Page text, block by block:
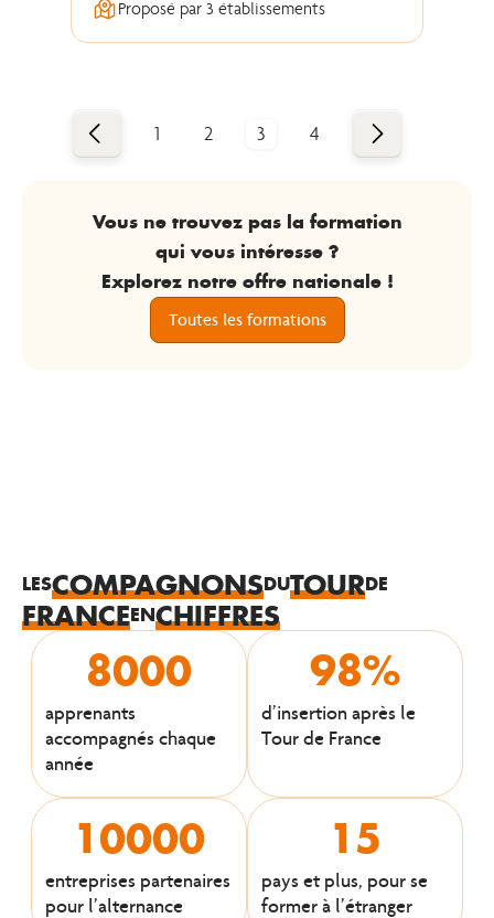
Proposé par 3 établissements
Précédent1 2 3 4 Suivant
Vous ne trouvez pas la formation
qui vous intéresse ?
Explorez notre offre nationale !
Toutes les formations
LESCOMPAGNONSDUTOURDE
FRANCEENCHIFFRES
apprenants
accompagnés chaque
année
8000
d’insertion après le
Tour de France
98%
entreprises partenaires
pour l’alternance
10000
pays et plus, pour se
former à l’étranger
15